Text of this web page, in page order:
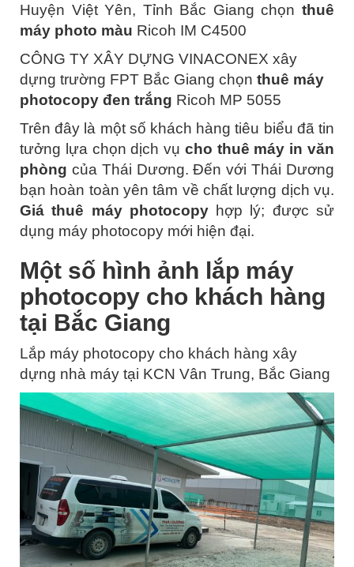
Huyện Việt Yên, Tỉnh Bắc Giang chọn thuê
máy photo màu Ricoh IM C4500
CÔNG TY XÂY DỰNG VINACONEX xây
dựng trường FPT Bắc Giang chọn thuê máy
photocopy đen trắng Ricoh MP 5055
Trên đây là một số khách hàng tiêu biểu đã tin
tưởng lựa chọn dịch vụ cho thuê máy in văn
phòng của Thái Dương. Đến với Thái Dương
bạn hoàn toàn yên tâm về chất lượng dịch vụ.
Giá thuê máy photocopyhợp lý; được sử
dụng máy photocopy mới hiện đại.
Một số hình ảnh lắp máy
photocopy cho khách hàng
tại Bắc Giang
Lắp máy photocopy cho khách hàng xây
dựng nhà máy tại KCN Vân Trung, Bắc Giang